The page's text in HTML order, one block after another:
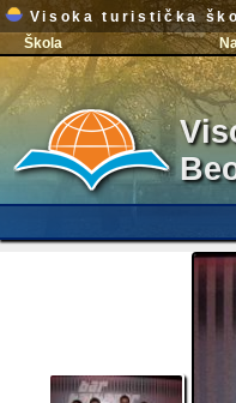
Visoka turistička
Škola